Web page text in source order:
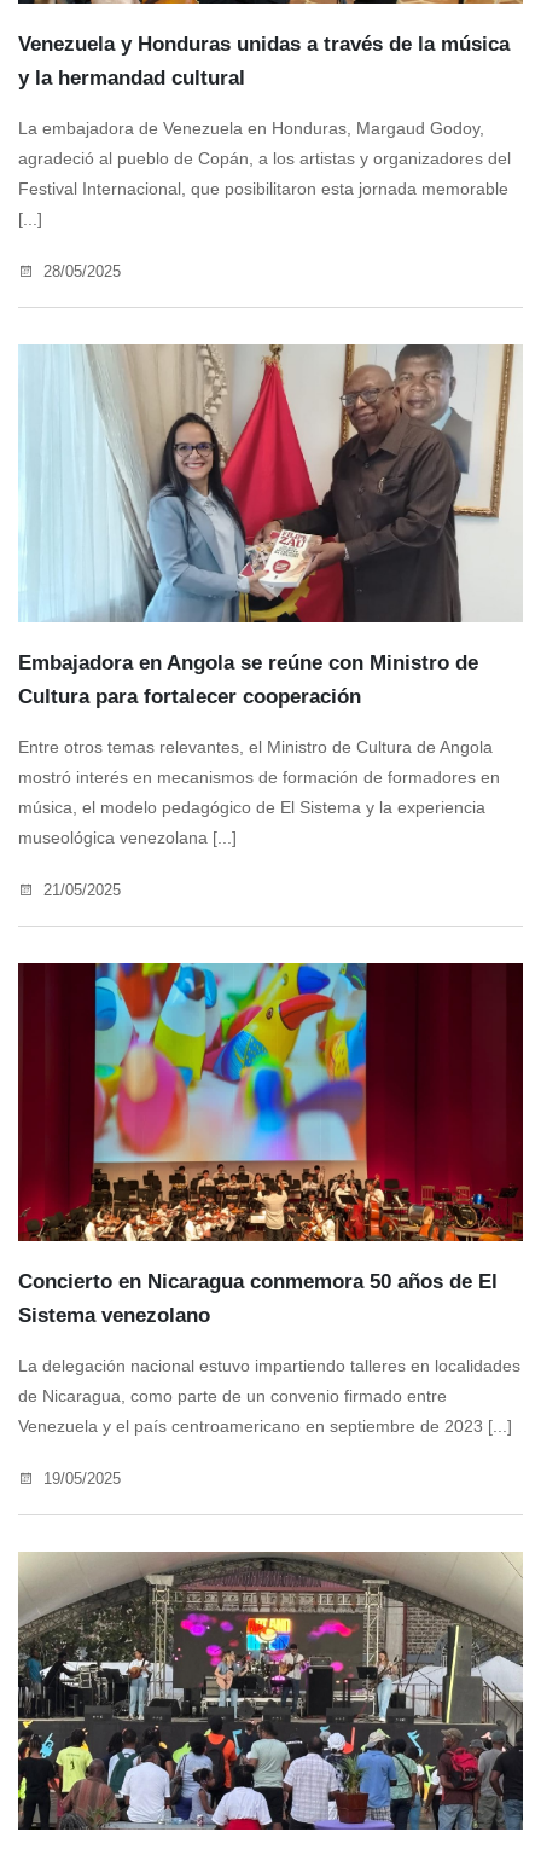
Venezuela y Honduras unidas a través de la música
y la hermandad cultural
La embajadora de Venezuela en Honduras, Margaud Godoy,
agradeció al pueblo de Copán, a los artistas y organizadores del
Festival Internacional, que posibilitaron esta jornada memorable
[...]
28/05/2025
Embajadora en Angola se reúne con Ministro de
Cultura para fortalecer cooperación
Entre otros temas relevantes, el Ministro de Cultura de Angola
mostró interés en mecanismos de formación de formadores en
música, el modelo pedagógico de El Sistema y la experiencia
museológica venezolana [...]
21/05/2025
Concierto en Nicaragua conmemora 50 años de El
Sistema venezolano
La delegación nacional estuvo impartiendo talleres en localidades
de Nicaragua, como parte de un convenio firmado entre
Venezuela y el país centroamericano en septiembre de 2023 [...]
19/05/2025